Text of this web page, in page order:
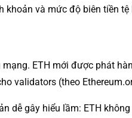
khoản và mức độ biên tiền tệ
ETH mới được phát
validators (theo
dễ gây hiểu lầm: ETH